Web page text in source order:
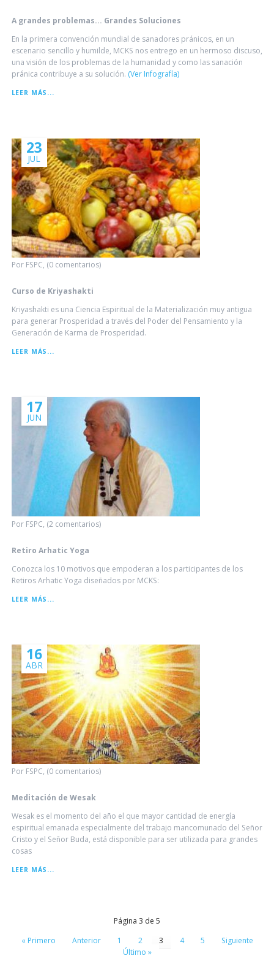
A grandes problemas... Grandes Soluciones
En la primera convención mundial de sanadores pránicos, en un
escenario sencillo y humilde, MCKS nos entrego en un hermoso discuso,
una visión de los problemas de la humanidad y como las sanación
pránica contribuye a su solución. (Ver Infografía)
LEER MÁS...
Por FSPC, (0 comentarios)
23
JUL
Curso de Kriyashakti
Kriyashakti es una Ciencia Espiritual de la Materialización muy antigua
para generar Prosperidad a través del Poder del Pensamiento y la
Generación de Karma de Prosperidad.
LEER MÁS...
Por FSPC, (2 comentarios)
17
JUN
Retiro Arhatic Yoga
Conozca los 10 motivos que empoderan a los participantes de los
Retiros Arhatic Yoga diseñados por MCKS:
LEER MÁS...
Por FSPC, (0 comentarios)
16
ABR
Meditación de Wesak
Wesak es el momento del año el que mayor cantidad de energía
espiritual emanada especialmente del trabajo mancomunado del Señor
Cristo y el Señor Buda, está disponible para ser utilizada para grandes
cosas
LEER MÁS...
Página 3 de 5
« Primero
Anterior 1 2 3 4 5
Siguiente
Último »